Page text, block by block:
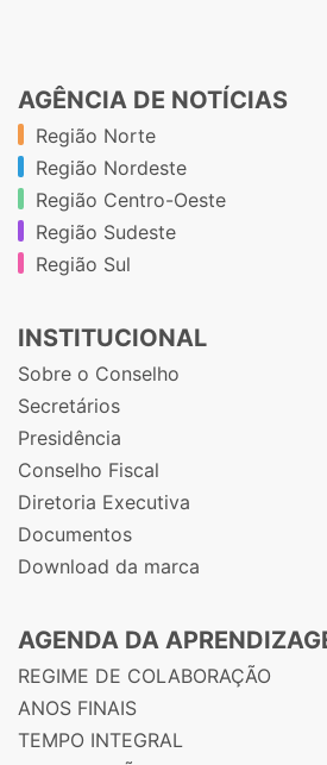
AGÊNCIA DE NOTÍCIAS
Região Norte
Região Nordeste
Região Centro-Oeste
Região Sudeste
Região Sul
INSTITUCIONAL
Sobre o Conselho
Secretários
Presidência
Conselho Fiscal
Diretoria Executiva
Documentos
Download da marca
AGENDA DA
REGIME DE COLABORAÇÃO
ANOS FINAIS
TEMPO INTEGRAL